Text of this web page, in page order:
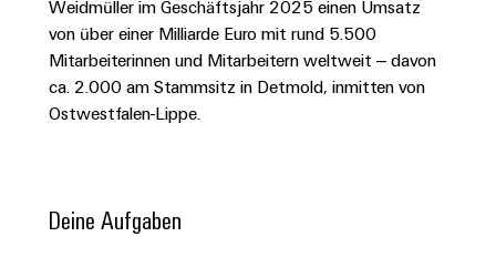
(ESS)
Energieübertragung
und
-
Sicherheit
für
Schaltschrank-
und
Feldebene
Smart
SPS
Systemverkabelung
&
Migrationslösungen
Verteilerboxen
Platform
Connectivity
Consulting
Weidmüller
News
Messen
Newsletter
Kundenservice
Compliance
Weidmüller
Welt
|
Studienabbrecher
Offene
Stellen
für
Für
Weidmüller im Geschäftsjahr 2025 einen Umsatz
von über einer Milliarde Euro mit rund 5.500
Mitarbeiterinnen und Mitarbeitern weltweit – davon
ca. 2.000 am Stammsitz in Detmold, inmitten von
Ostwestfalen-Lippe.
Deine Aufgaben